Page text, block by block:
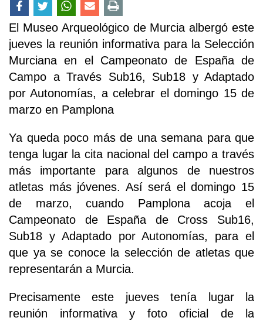
El Museo Arqueológico de Murcia albergó este
jueves la reunión informativa para la Selección
Murciana en el Campeonato de España de
Campo a Través Sub16, Sub18 y Adaptado
por Autonomías, a celebrar el domingo 15 de
marzo en Pamplona
Ya queda poco más de una semana para que
tenga lugar la cita nacional del campo a través
más importante para algunos de nuestros
atletas más jóvenes. Así será el domingo 15
de marzo, cuando Pamplona acoja el
Campeonato de España de Cross Sub16,
Sub18 y Adaptado por Autonomías, para el
que ya se conoce la selección de atletas que
representarán a Murcia.
Precisamente este jueves tenía lugar la
reunión informativa y foto oficial de la